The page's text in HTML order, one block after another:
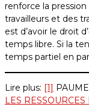
renforce la
travailleurs et des
est d’avoir le droit
temps libre. Si la
temps partiel en
Lire plus: [1]
LES